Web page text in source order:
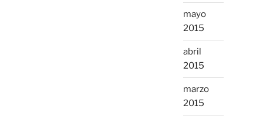
mayo
2015
abril
2015
marzo
2015